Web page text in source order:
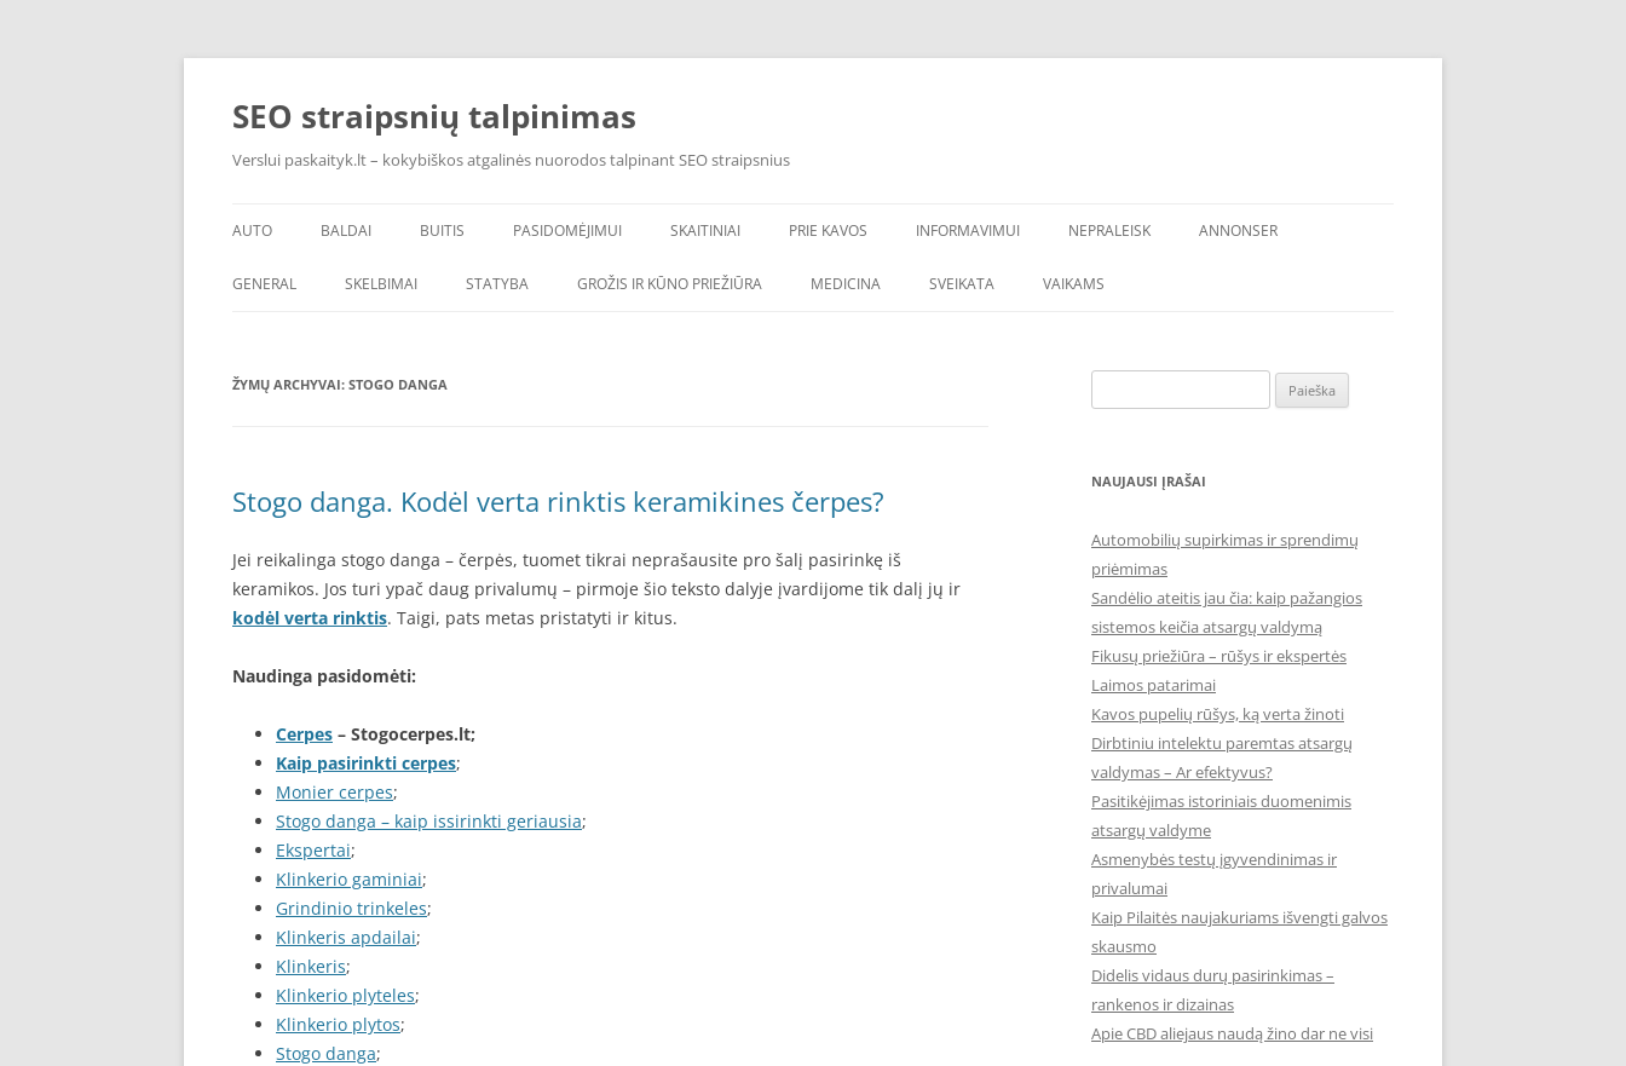
Pereiti
SEO straipsnių talpinimas
Verslui paskaityk.lt – kokybiškos atgalinės nuorodos talpinant SEO straipsnius
AUTO
PADANGOS
BALDAI BUITIS
ĮRANGA VANDENS FILTRAI
PASIDOMĖJIMUI SKAITINIAI PRIE KAVOS INFORMAVIMUI NEPRALEISK ANNONSER
GENERAL SKELBIMAI STATYBA GROŽIS IR KŪNO PRIEŽIŪRA MEDICINA SVEIKATA VAIKAMS
ŽYMŲ ARCHYVAI: STOGO DANGA
Stogo danga. Kodėl verta rinktis keramikines čerpes?
Jei reikalinga stogo danga – čerpės, tuomet tikrai neprašausite pro šalį pasirinkę iš
keramikos. Jos turi ypač daug privalumų – pirmoje šio teksto dalyje įvardijome tik dalį jų ir
kodėl verta rinktis. Taigi, pats metas pristatyti ir kitus.
Naudinga pasidomėti:
Cerpes – Stogocerpes.lt;
Kaip pasirinkti cerpes;
Monier cerpes;
Stogo danga – kaip issirinkti geriausia;
Ekspertai;
Klinkerio gaminiai;
Grindinio trinkeles;
Klinkeris apdailai;
Klinkeris;
Klinkerio plyteles;
Klinkerio plytos;
Stogo danga;
NAUJAUSI ĮRAŠAI
Automobilių supirkimas ir sprendimų
priėmimas
Sandėlio ateitis jau čia: kaip pažangios
sistemos keičia atsargų valdymą
Fikusų priežiūra – rūšys ir ekspertės
Laimos patarimai
Kavos pupelių rūšys, ką verta žinoti
Dirbtiniu intelektu paremtas atsargų
valdymas – Ar efektyvus?
Pasitikėjimas istoriniais duomenimis
atsargų valdyme
Asmenybės testų įgyvendinimas ir
privalumai
Kaip Pilaitės naujakuriams išvengti galvos
skausmo
Didelis vidaus durų pasirinkimas –
rankenos ir dizainas
Apie CBD aliejaus naudą žino dar ne visi